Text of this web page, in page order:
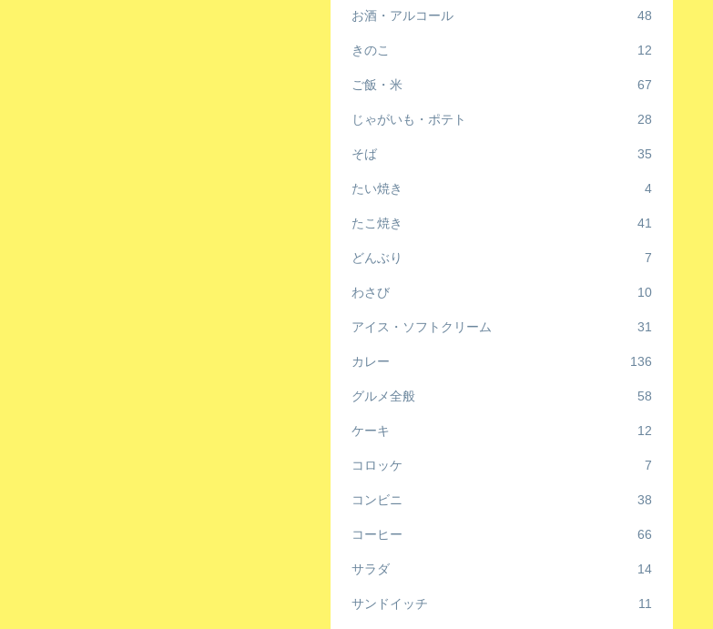
お酒・アルコール 48
きのこ 12
ご飯・米 67
じゃがいも・ポテト 28
そば 35
たい焼き 4
たこ焼き 41
どんぶり 7
わさび 10
アイス・ソフトクリーム 31
カレー 136
グルメ全般 58
ケーキ 12
コロッケ 7
コンビニ 38
コーヒー 66
サラダ 14
サンドイッチ 11